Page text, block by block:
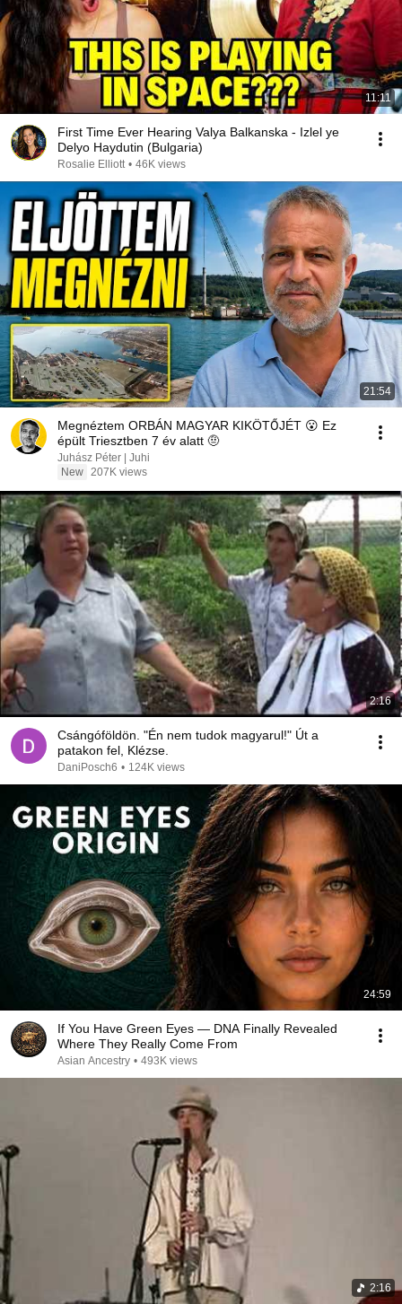
11:11
First Time Ever Hearing Valya Balkanska - Izlel ye
Delyo Haydutin (Bulgaria)
Rosalie Elliott • 46K views
21:54
Megnéztem ORBÁN MAGYAR KIKÖTŐJÉT 😮 Ez
épült Triesztben 7 év alatt 🤨
Juhász Péter | Juhi
New 207K views
2:16
Csángóföldön. "Én nem tudok magyarul!" Út a
patakon fel, Klézse.
DaniPosch6 • 124K views
24:59
If You Have Green Eyes — DNA Finally Revealed
Where They Really Come From
Asian Ancestry • 493K views
2:16